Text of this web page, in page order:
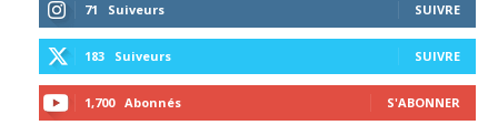
71 Suiveurs SUIVRE
183 Suiveurs SUIVRE
1,700 Abonnés S'ABONNER